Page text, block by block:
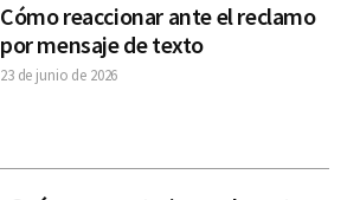
Cómo reaccionar ante el reclamo
por mensaje de texto
23 de junio de 2026